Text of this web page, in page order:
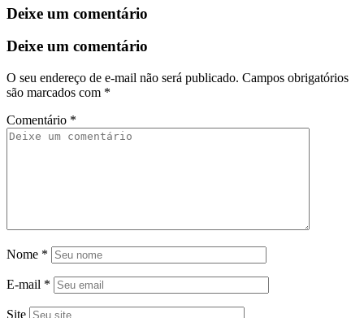
Deixe um comentário
Deixe um comentário
O seu endereço de e-mail não será publicado. Campos obrigatórios
são marcados com *
Comentário *
Nome *
E-mail *
Site